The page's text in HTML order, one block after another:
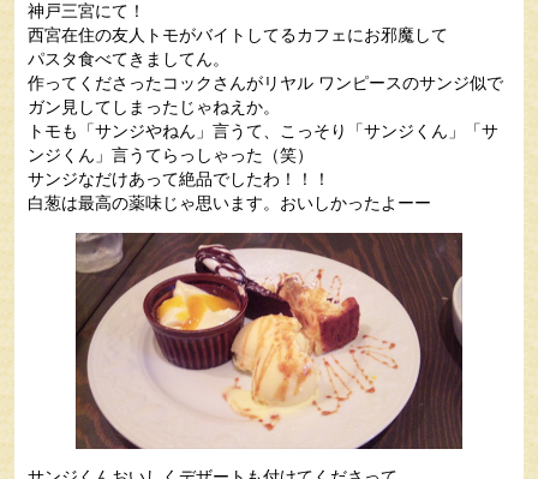
神戸三宮にて！
西宮在住の友人トモがバイトしてるカフェにお邪魔して
パスタ食べてきましてん。
作ってくださったコックさんがリヤル ワンピースのサンジ似で
ガン見してしまったじゃねえか。
トモも「サンジやねん」言うて、こっそり「サンジくん」「サ
ンジくん」言うてらっしゃった（笑）
サンジなだけあって絶品でしたわ！！！
白葱は最高の薬味じゃ思います。おいしかったよーー